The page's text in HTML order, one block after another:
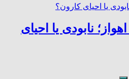
نابودی یا احیای